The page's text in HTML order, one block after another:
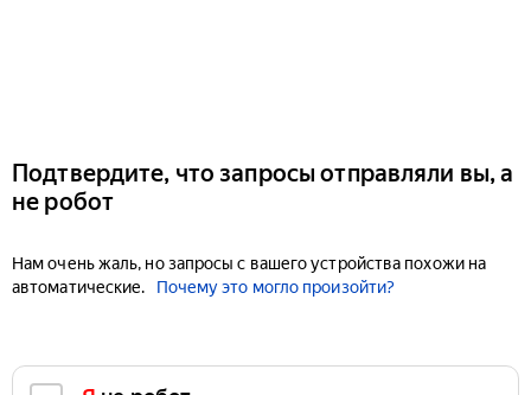
Подтвердите, что запросы отправляли вы, а
не робот
Нам очень жаль, но запросы с вашего устройства похожи на
автоматические.
Почему это могло произойти?